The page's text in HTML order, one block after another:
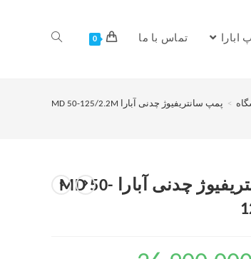
ابارا تماس با ما 0
> پمپ سانتریفیوژ چدنی آبارا MD 50-125/2.2M
پمپ سانتریفیوژ چدنی آبارا MD 50-